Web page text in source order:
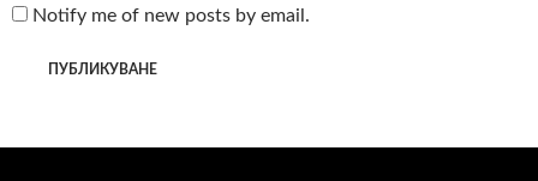
Notify me of new posts by email.